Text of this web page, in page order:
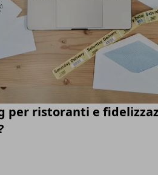
per ristoranti e